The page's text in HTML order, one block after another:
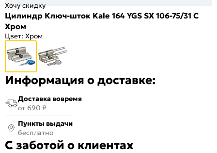
Хочу скидку
Цилиндр Ключ-шток Kale 164 YGS SX 106-75/31 C
Хром
Цвет: Хром
Информация о доставке:
Доставка вовремя
от 690 ₽
Пункты выдачи
бесплатно
С заботой о клиентах